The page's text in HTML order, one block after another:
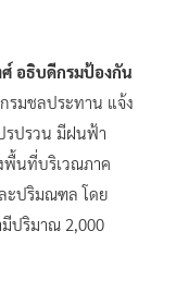
อธิบดีกรมป้องกัน
กรมชลประทาน แจ้ง
รปรวน มีฝนฟ้า
พื้นที่บริเวณภาค
ะปริมณฑล โดย
ปริมาณ 2,000